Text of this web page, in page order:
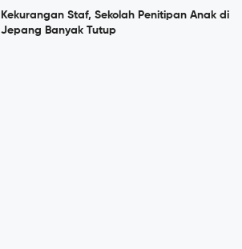
Kekurangan Staf, Sekolah Penitipan Anak di
Jepang Banyak Tutup